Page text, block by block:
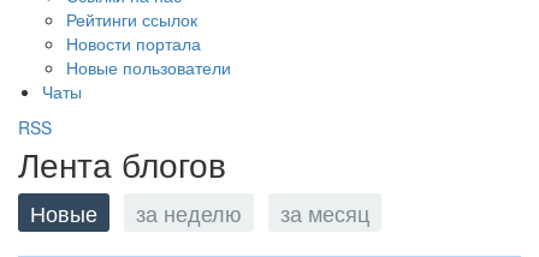
Рейтинги ссылок
Новости портала
Новые пользователи
Чаты
RSS
Лента блогов
Новые за неделю за месяц